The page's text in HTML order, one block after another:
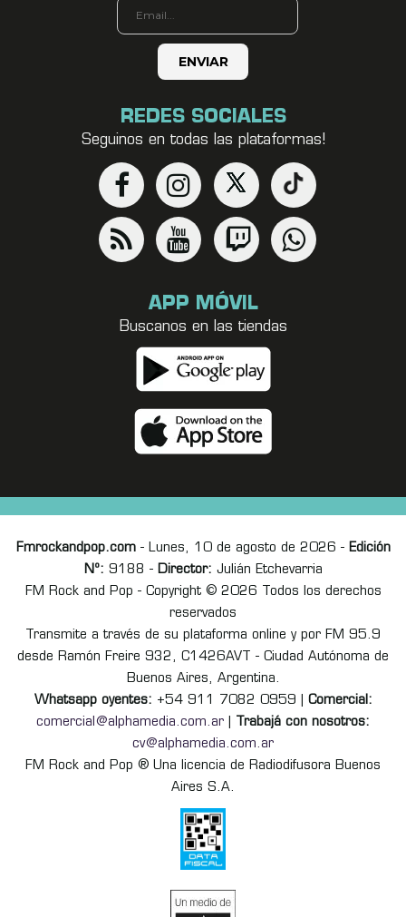
REDES SOCIALES
Seguinos en todas las plataformas!
APP MÓVIL
Buscanos en las tiendas
Fmrockandpop.com- Lunes, 10 de agosto de 2026 - Edición
Nº: 9188 - Director: Julián Etchevarria
FM Rock and Pop - Copyright © 2026 Todos los derechos
reservados
Transmite a través de su plataforma online y por FM 95.9
desde Ramón Freire 932, C1426AVT - Ciudad Autónoma de
Buenos Aires, Argentina.
Whatsapp oyentes: +54 911 7082 0959 | Comercial:
comercial@alphamedia.com.ar
Trabajá con nosotros:
cv@alphamedia.com.ar
FM Rock and Pop ® Una licencia de Radiodifusora Buenos
Aires S.A.